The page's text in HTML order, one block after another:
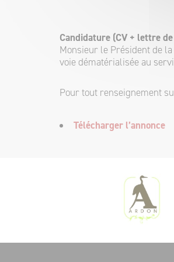
Candidature (CV + lettre
Monsieur le Président de la
voie dématérialisée au
Pour tout renseignement
Télécharger l’annonce